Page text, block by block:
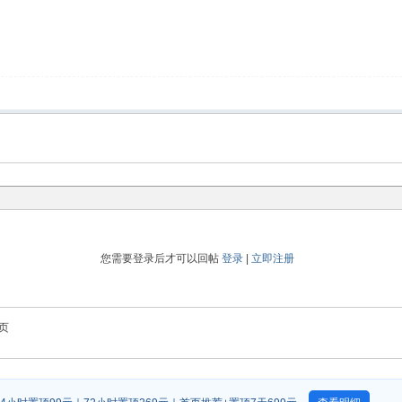
您需要登录后才可以回帖 登录| 立即注册